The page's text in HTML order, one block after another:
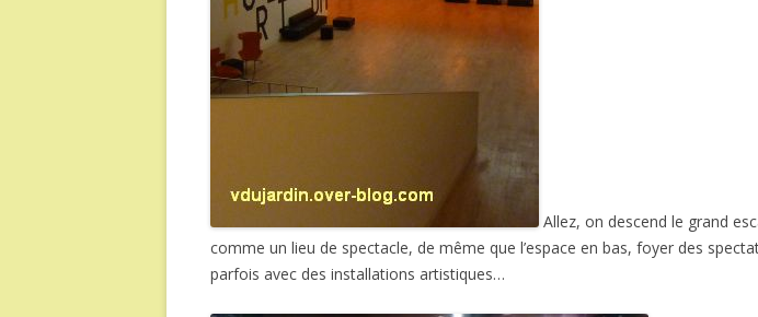
Allez, on descend le grand
comme un lieu de spectacle, de même que l’espace en bas, foyer des
parfois avec des installations artistiques…